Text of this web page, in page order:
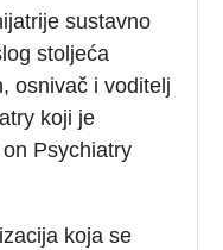
sustavno
stoljeća
osnivač i voditelj
koji je
Psychiatry
koja se